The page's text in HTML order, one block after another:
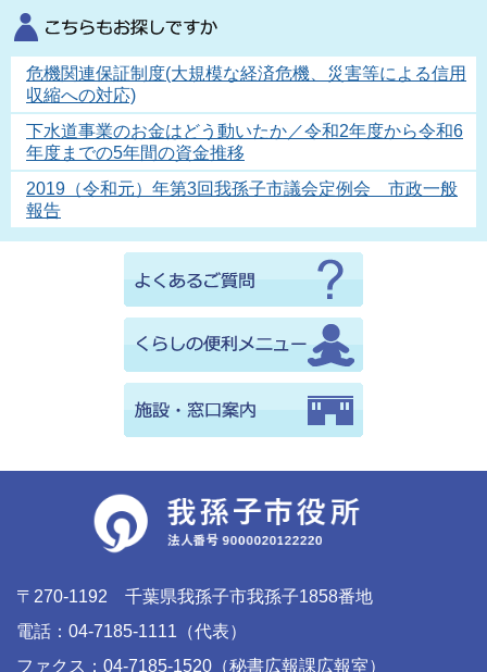
危機関連保証制度(大規模な経済危機、災害等による信用
収縮への対応)
下水道事業のお金はどう動いたか／令和2年度から令和6
年度までの5年間の資金推移
2019（令和元）年第3回我孫子市議会定例会 市政一般
報告
〒270-1192 千葉県我孫子市我孫子1858番地
電話：04-7185-1111（代表）
ファクス：04-7185-1520（秘書広報課広報室）